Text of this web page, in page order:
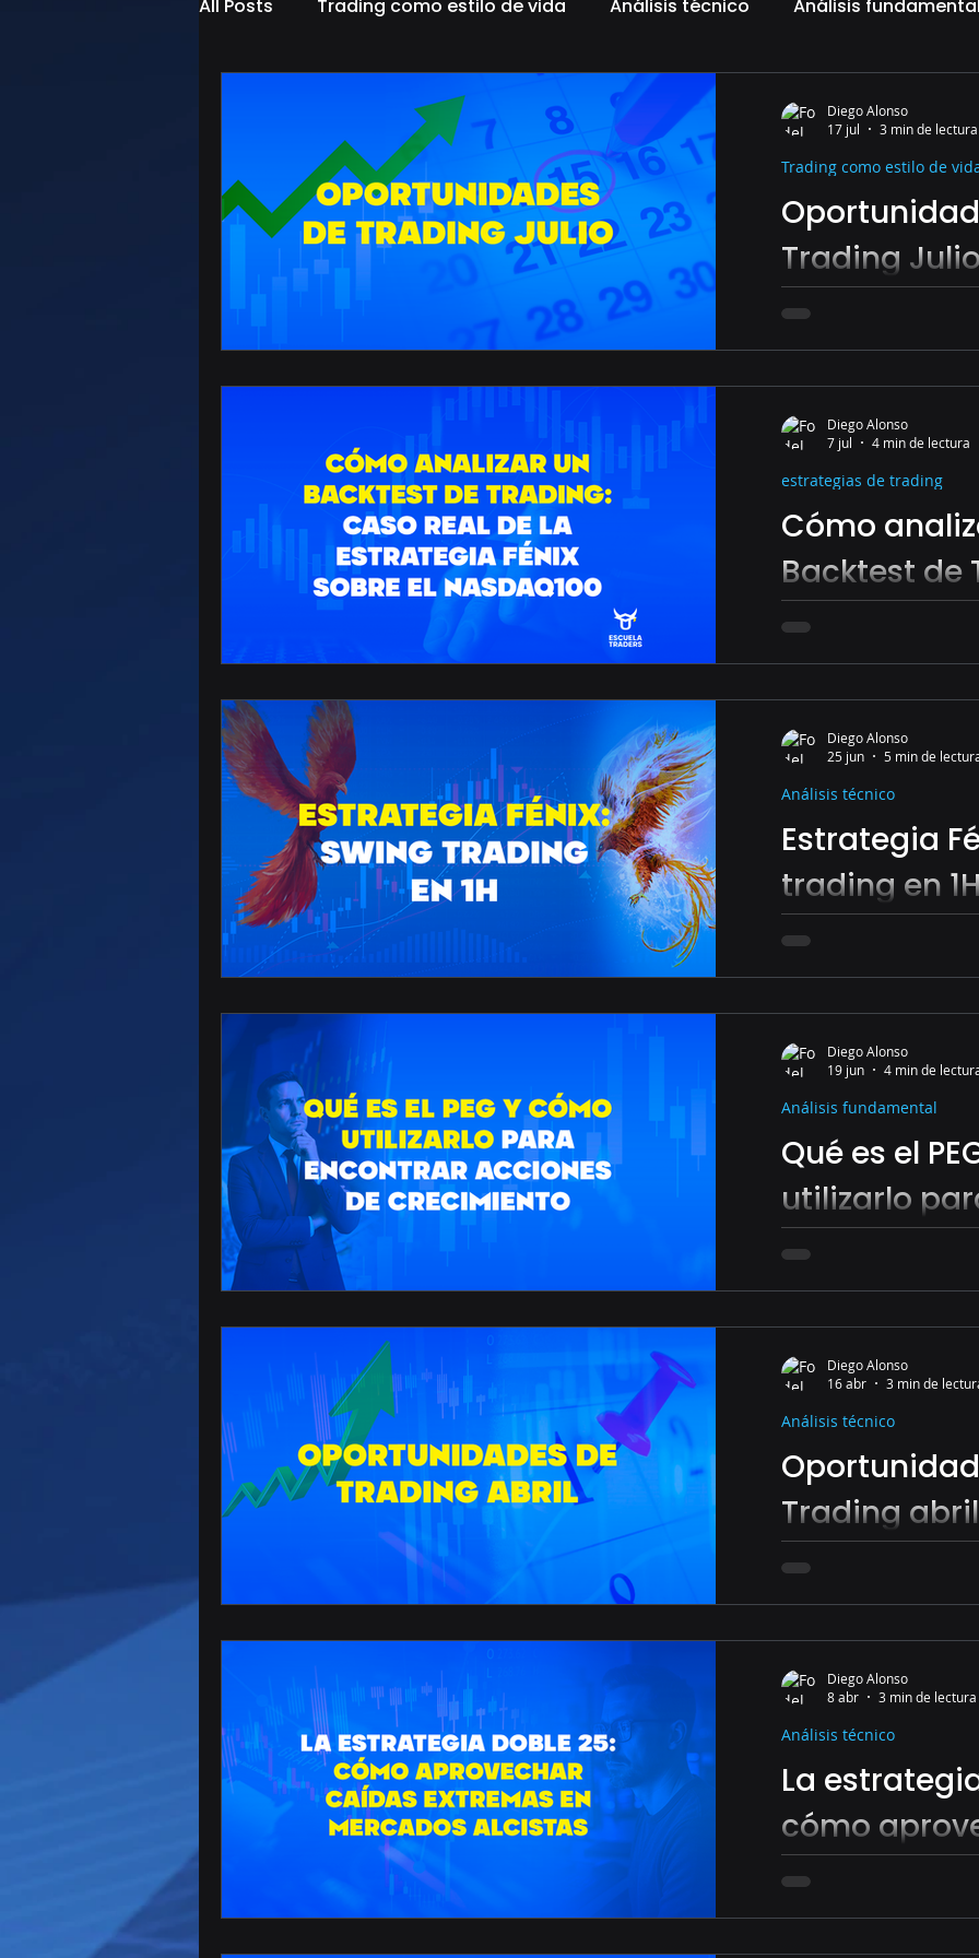
All Posts Trading como estilo de vida Análisis técnico Análisis fundamental
criptomonedas Gestión monetaria
Trading Julio
Julio puede marcar la
de trading este mes.
Trading como estilo de
Diego Alonso
17 jul
3 min de lectura
Cómo
Backtest de
Caso Real de
Estrategia
Nasdaq100
Descubre cómo
utilizando una
como Profit Factor,
Expectancy.
estrategias de trading
Diego Alonso
7 jul
4 min de lectura
Estrategia
trading en 1H
Una estrategia de
Análisis técnico
Diego Alonso
25 jun
5 min de
Qué es el
utilizarlo
Acciones
¿Una acción está
qué es el ratio PEG y
potencial.
Análisis fundamental
Diego Alonso
19 jun
4 min de
Trading abril
Oportunidades que el
Análisis técnico
Diego Alonso
16 abr
3 min de
La
cómo
extremas
alcistas
Esta metodología no
Busca algo mucho
Análisis técnico
Diego Alonso
8 abr
3 min de lectura